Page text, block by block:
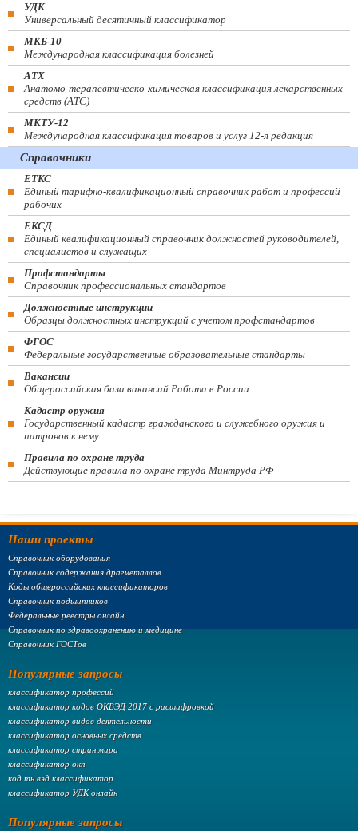
УДК
Универсальный десятичный классификатор
МКБ-10
Международная классификация болезней
АТХ
Анатомо-терапевтическо-химическая классификация лекарственных
средств (ATC)
МКТУ-12
Международная классификация товаров и услуг 12-я редакция
Справочники
ЕТКС
Единый тарифно-квалификационный справочник работ и профессий
рабочих
ЕКСД
Единый квалификационный справочник должностей руководителей,
специалистов и служащих
Профстандарты
Справочник профессиональных стандартов
Должностные инструкции
Образцы должностных инструкций с учетом профстандартов
ФГОС
Федеральные государственные образовательные стандарты
Вакансии
Общероссийская база вакансий Работа в России
Кадастр оружия
Государственный кадастр гражданского и служебного оружия и
патронов к нему
Правила по охране труда
Действующие правила по охране труда Минтруда РФ
Наши проекты
Справочник оборудования
Справочник содержания драгметаллов
Коды общероссийских классификаторов
Справочник подшипников
Федеральные реестры онлайн
Справочник по здравоохранению и медицине
Справочник ГОСТов
Популярные запросы
классификатор профессий
классификатор кодов ОКВЭД 2017 с расшифровкой
классификатор видов деятельности
классификатор основных средств
классификатор стран мира
классификатор окп
код тн вэд классификатор
классификатор УДК онлайн
Популярные запросы